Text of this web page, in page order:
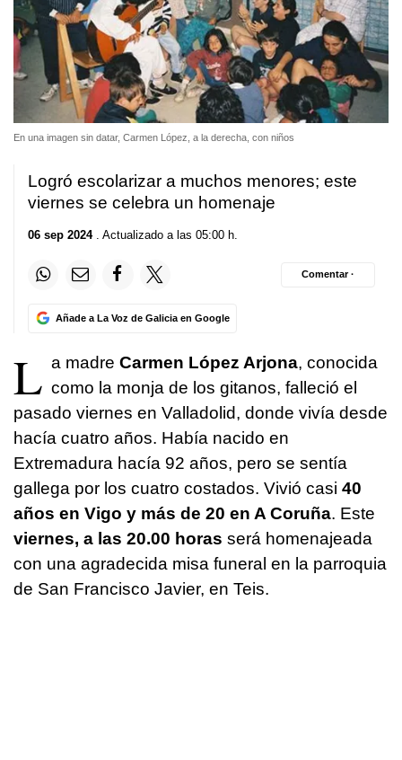
En una imagen sin datar, Carmen López, a la derecha, con niños
Logró escolarizar a muchos menores; este
viernes se celebra un homenaje
06 sep 2024. Actualizado a las 05:00 h.
Añade a La Voz de Galicia en Google
Comentar ·
L a madre Carmen López Arjona, conocida
como la monja de los gitanos, falleció el
pasado viernes en Valladolid, donde vivía desde
hacía cuatro años. Había nacido en
Extremadura hacía 92 años, pero se sentía
gallega por los cuatro costados. Vivió casi 40
años en Vigo y más de 20 en A Coruña. Este
viernes, a las 20.00 horas será homenajeada
con una agradecida misa funeral en la parroquia
de San Francisco Javier, en Teis.